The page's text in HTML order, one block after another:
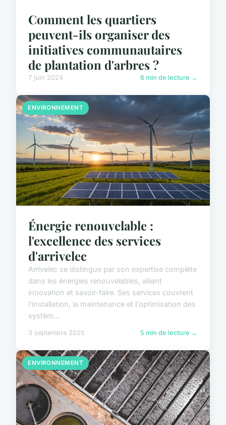
Comment les quartiers
peuvent-ils organiser des
initiatives communautaires
de plantation d'arbres ?
7 juin 2024 6 min de lecture →
ENVIRONNEMENT
Énergie renouvelable :
l'excellence des services
d'arrivelec
Arrivelec se distingue par son expertise complète
dans les énergies renouvelables, alliant
innovation et savoir-faire. Ses services couvrent
l'installation, la maintenance et l'optimisation des
systèm...
3 septembre 2025 5 min de lecture →
ENVIRONNEMENT